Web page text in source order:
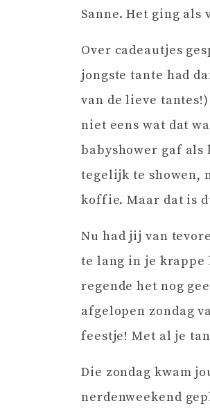
Sanne. Het ging als
Over cadeautjes
jongste tante had
van de lieve
niet eens wat dat
babyshower gaf als
tegelijk te showen,
koffie. Maar dat is
Nu had jij van
te lang in je
regende het nog
afgelopen zondag
feestje! Met al je
Die zondag kwam
nerdenweekend